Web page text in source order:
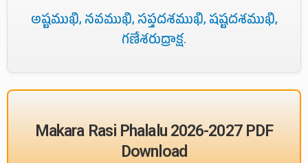
అష్టముఖి, నవముఖి, సప్తదశముఖి, షష్టదశముఖి,
గణేశరుద్రాక్ష.
Makara Rasi Phalalu 2026-2027 PDF
Download